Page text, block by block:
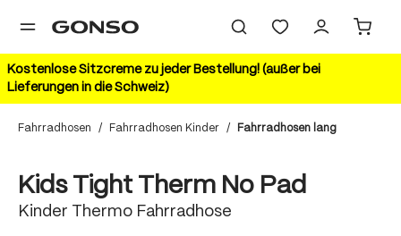
springen
Kostenlose Sitzcreme zu jeder Bestellung! (außer bei
Lieferungen in die Schweiz)
Fahrradhosen / Fahrradhosen Kinder / Fahrradhosen lang
Kids Tight Therm No Pad
Kinder Thermo Fahrradhose